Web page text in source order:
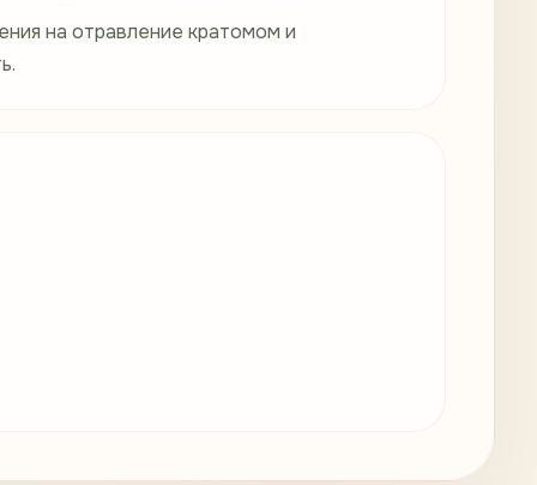
на отравление кратомом и